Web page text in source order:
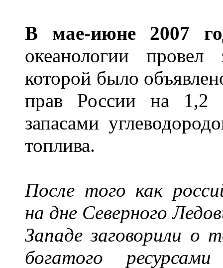
В мае-июне 2007
океанологии
которой было
прав России на
запасами
топлива.
После того как
на дне Северного
Западе заговорили
богатого